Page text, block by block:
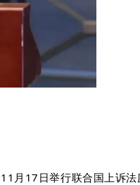
月17日举行联合国上诉